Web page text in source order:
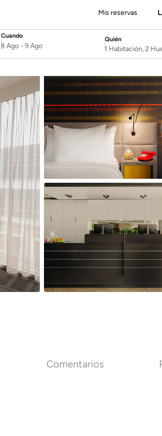
Mis reservas
Cuando
SelectDate
8 Ago- 9 Ago
Quién
Username
1 Habitación, 2
Comentarios